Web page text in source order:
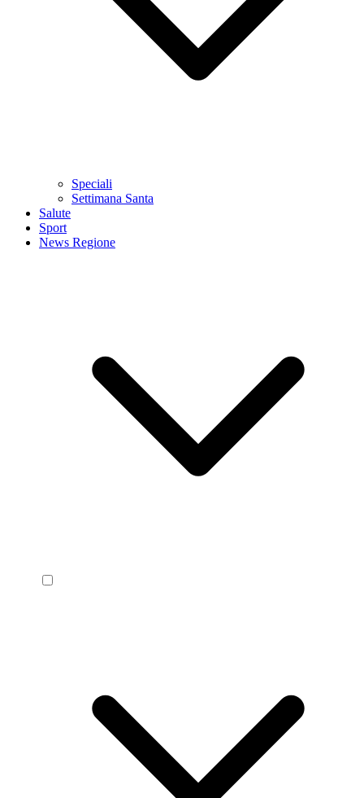
Speciali
Settimana Santa
Salute
Sport
News Regione